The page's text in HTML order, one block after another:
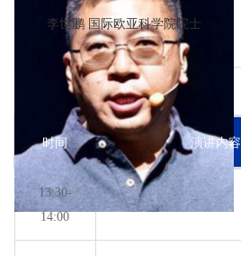
李世鹏 国际欧亚科学院院士
深圳市人工智能与机器人
研究院院长
时间 演讲内容
13:30-
14:00